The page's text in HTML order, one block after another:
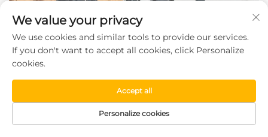
We value your privacy
We use cookies and similar tools to provide our services.
If you don't want to accept all cookies, click Personalize
cookies.
Personalize cookies
Accept all